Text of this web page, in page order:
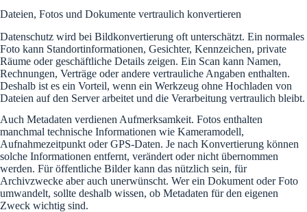
Dateien, Fotos und Dokumente vertraulich konvertieren
Datenschutz wird bei Bildkonvertierung oft unterschätzt. Ein normales
Foto kann Standortinformationen, Gesichter, Kennzeichen, private
Räume oder geschäftliche Details zeigen. Ein Scan kann Namen,
Rechnungen, Verträge oder andere vertrauliche Angaben enthalten.
Deshalb ist es ein Vorteil, wenn ein Werkzeug ohne Hochladen von
Dateien auf den Server arbeitet und die Verarbeitung vertraulich bleibt.
Auch Metadaten verdienen Aufmerksamkeit. Fotos enthalten
manchmal technische Informationen wie Kameramodell,
Aufnahmezeitpunkt oder GPS-Daten. Je nach Konvertierung können
solche Informationen entfernt, verändert oder nicht übernommen
werden. Für öffentliche Bilder kann das nützlich sein, für
Archivzwecke aber auch unerwünscht. Wer ein Dokument oder Foto
umwandelt, sollte deshalb wissen, ob Metadaten für den eigenen
Zweck wichtig sind.